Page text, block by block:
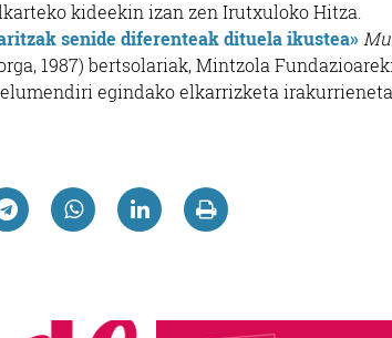
kideekin izan zen Irutxuloko Hitza.
senide diferenteak dituela ikustea»
1987) bertsolariak, Mintzola
egindako elkarrizketa